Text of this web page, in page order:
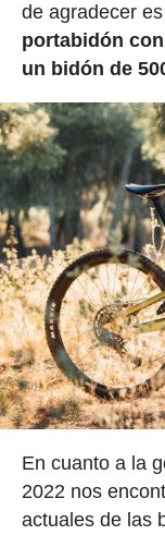
de agradecer
portabidón
un bidón de
En cuanto a la
2022 nos
actuales de las